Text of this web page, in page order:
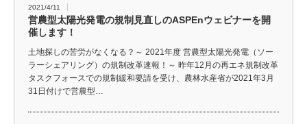
2021/4/11
営農型太陽光発電の規制見直しのASPEnウェビナーを開
催します！
土地探しの苦労がなくなる？～ 2021年度 営農型太陽光発電（ソー
ラーシェアリング）の規制改革速報！～ 昨年12月の再エネ規制改革
タスクフォースでの規制緩和要請を受け、農林水産省が2021年3月
31日付けで営農型…